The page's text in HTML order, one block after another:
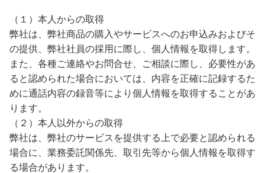
（１）本人からの取得
弊社は、弊社商品の購入やサービスへのお申込みおよびそ
の提供、弊社社員の採用に際し、個人情報を取得します。
また、各種ご連絡やお問合せ、ご相談に際し、必要性があ
ると認められた場合においては、内容を正確に記録するた
めに通話内容の録音等により個人情報を取得することがあ
ります。
（２）本人以外からの取得
弊社は、弊社のサービスを提供する上で必要と認められる
場合に、業務委託関係先、取引先等から個人情報を取得す
る場合があります。